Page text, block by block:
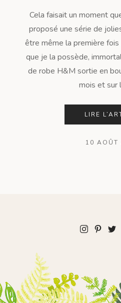
Cela faisait un moment
proposé une série de
être même la première
que je la possède,
de robe H&M sortie en
mois et sur
LIRE
10 AOÛT